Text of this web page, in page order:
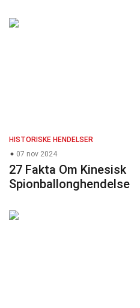
HISTORISKE HENDELSER
07 nov 2024
27 Fakta Om Kinesisk
Spionballonghendelse